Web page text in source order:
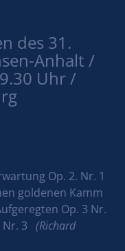
des 31.
Anhalt /
Uhr /
Op. 2. Nr. 1
goldenen Kamm
Op. 3 Nr.
Nr. 3(Richard